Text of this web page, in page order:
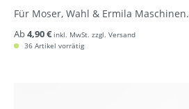
Für Moser, Wahl & Ermila Maschinen.
Ab4,90 € inkl. MwSt. zzgl. Versand
36 Artikel vorrätig